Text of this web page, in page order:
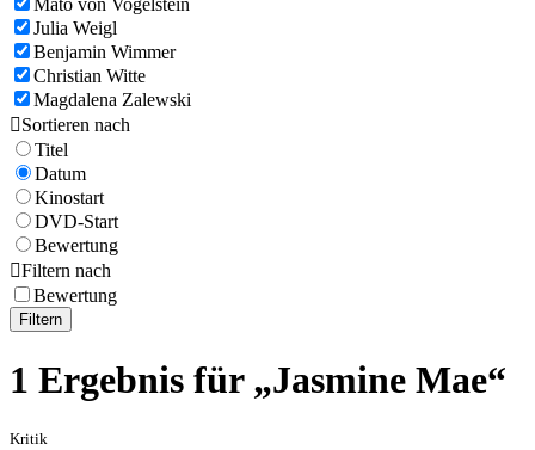
Mato von Vogelstein
Julia Weigl
Benjamin Wimmer
Christian Witte
Magdalena Zalewski
Sortieren nach
Titel
Datum
Kinostart
DVD-Start
Bewertung
Filtern nach
Bewertung
Filtern
1 Ergebnis für „Jasmine Mae“
Kritik